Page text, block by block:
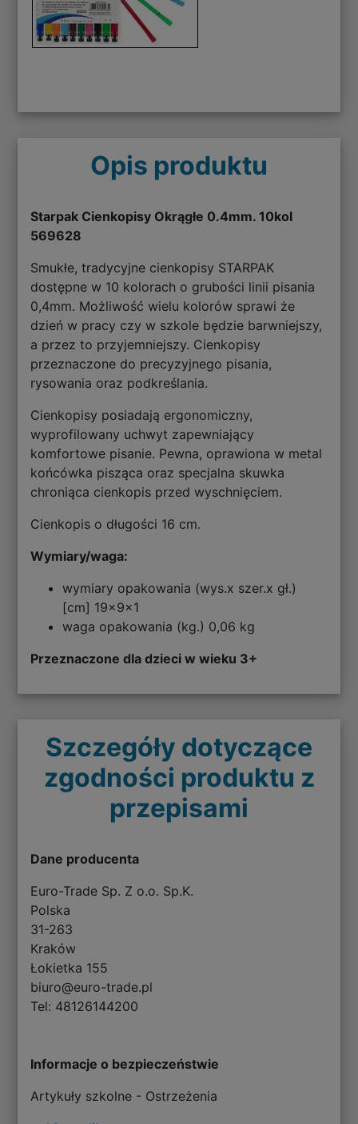
Opis produktu
Starpak Cienkopisy Okrągłe 0.4mm. 10kol
569628
Smukłe, tradycyjne cienkopisy STARPAK
dostępne w 10 kolorach o grubości linii pisania
0,4mm. Możliwość wielu kolorów sprawi że
dzień w pracy czy w szkole będzie barwniejszy,
a przez to przyjemniejszy. Cienkopisy
przeznaczone do precyzyjnego pisania,
rysowania oraz podkreślania.
Cienkopisy posiadają ergonomiczny,
wyprofilowany uchwyt zapewniający
komfortowe pisanie. Pewna, oprawiona w metal
końcówka pisząca oraz specjalna skuwka
chroniąca cienkopis przed wyschnięciem.
Cienkopis o długości 16 cm.
Wymiary/waga:
wymiary opakowania (wys.x szer.x gł.)
[cm] 19x9x1
waga opakowania (kg.) 0,06 kg
Przeznaczone dla dzieci w wieku 3+
Szczegóły dotyczące
zgodności produktu z
przepisami
Dane producenta
Euro-Trade Sp. Z o.o. Sp.K.
Polska
31-263
Kraków
Łokietka 155
biuro@euro-trade.pl
Tel: 48126144200
Informacje o bezpieczeństwie
Artykuły szkolne - Ostrzeżenia